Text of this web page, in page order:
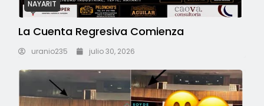
NAYARIT
La Cuenta Regresiva Comienza
uranio235 julio 30, 2026